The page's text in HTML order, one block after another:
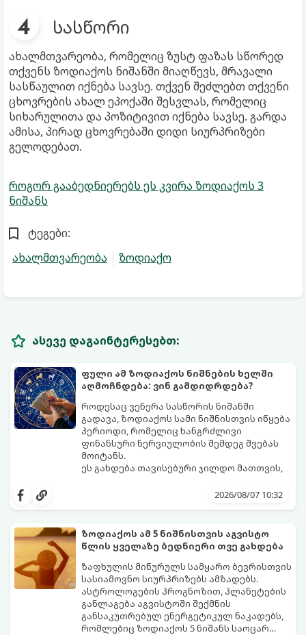
სასწორი
ახალმთვარეობა, რომელიც ზუსტ ფაზას სწორედ
თქვენს ზოდიაქოს ნიშანში მიაღწევს, მრავალი
სასწაულით იქნება სავსე. თქვენ შეძლებთ თქვენი
ცხოვრების ახალ ეპოქაში შესვლას, რომელიც
სიხარულითა და პოზიტივით იქნება სავსე. გარდა
ამისა, პირად ცხოვრებაში დიდი სიურპრიზები
გელოდებათ.
როგორ გააბედნიერებს ეს კვირა ზოდიაქოს 3
ნიშანს
ტეგები:
ახალმთვარეობა
ზოდიაქო
ასევე დაგაინტერესებთ:
ფული ამ ზოდიაქოს ნიშნების ხელში
აღმოჩნდება: ვინ გამდიდრდება?
როდესაც ვენერა სასწორის ნიშანში
გადავა, ზოდიაქოს სამი ნიშნისთვის იწყება
პერიოდი, რომელიც ხანგრძლივი
ფინანსური ნერვიულობის შემდეგ შვებას
მოიტანს.
ეს გახდება თავისებური ჯილდო მათთვის,
იჩენდა და სირთულეების მიუხედავად წინ
სურვილების გადადებასა და ხარჯების
მკაცრ კონტროლს. თუმცა, ახლა სიტუაცია
თანდათან შეიცვლება.
პრობლემები, რომლებიც უსასრულო
გეგონათ, უკან დაიხევს, ამასთან ერთად კი
გაჩნდება მეტი ნდობა მომავლის მიმართ.
რთული პერიოდის შემდეგ ეს ნიშნები
შეძლებენ ამოისუნთქონ და დაინახონ
ახალი შესაძლებლობები.
2026/08/07 10:32
ზოდიაქოს ამ 5 ნიშნისთვის აგვისტო
წლის ყველაზე ბედნიერი თვე გახდება
ზაფხულის მიწურულს სამყარო ბევრისთვის
სასიამოვნო სიურპრიზებს ამზადებს.
ასტროლოგების პროგნოზით, პლანეტების
განლაგება აგვისტოში შექმნის
განსაკუთრებულ ენერგეტიკულ ნაკადებს,
რომლებიც ზოდიაქოს 5 ნიშანს საოცარ